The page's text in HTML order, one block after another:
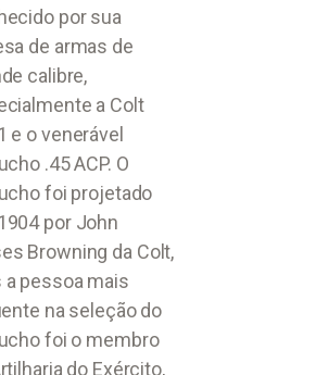
por sua
de armas de
calibre,
a Colt
e o venerável
.45 ACP. O
foi projetado
por John
Browning da Colt,
a pessoa mais
na seleção do
foi o membro
do Exército,